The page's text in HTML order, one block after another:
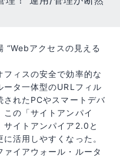
“Webアクセスの見える
ィスの安全で効率的な
ータ一体型のURLフィル
されたPCやスマートデバ
の「サイトアンパイ
サイトアンパイア2.0と
活用しやすくなった。
イアウォール・ルータ